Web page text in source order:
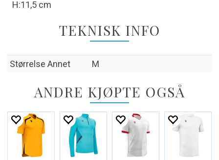
H:11,5 cm
TEKNISK INFO
Størrelse Annet M
ANDRE KJØPTE OGSÅ